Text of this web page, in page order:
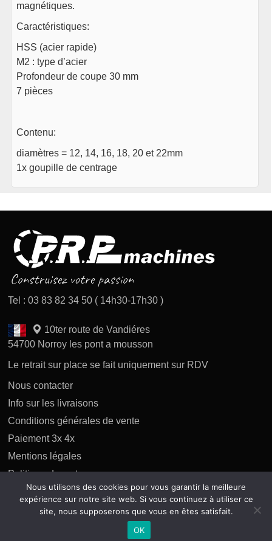
magnétiques.
Caractéristiques:
HSS (acier rapide)
M2 : type d’acier
Profondeur de coupe 30 mm
7 pièces
Contenu:
diamètres = 12, 14, 16, 18, 20 et 22mm
1x goupille de centrage
Tel : 03 83 82 34 50 ( 14h30-17h30 )
10ter route de Vandiéres
54700 Norroy les pont a mousson
Le retrait sur place se fait uniquement sur RDV
Nous contacter
Info sur les livraisons
Conditions générales de vente
Paiement 3x 4x
Mentions légales
Politique des retours
Politique de confidentialité
Copyright 2026 tous droits réservés AP Difusion
Nous utilisons des cookies pour vous garantir la meilleure
expérience sur notre site web. Si vous continuez à utiliser ce
site, nous supposerons que vous en êtes satisfait.
OK